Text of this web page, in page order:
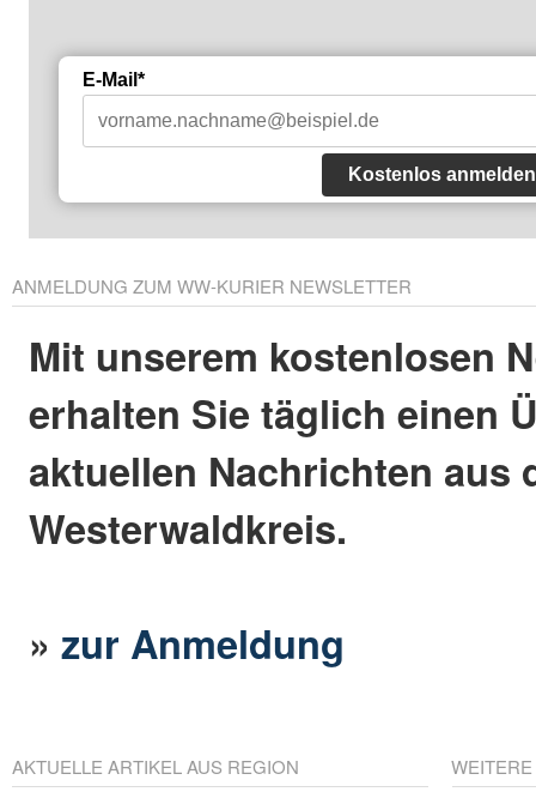
E-Mail*
Kostenlos anmelden
ANMELDUNG ZUM WW-KURIER NEWSLETTER
Mit unserem kostenlosen
erhalten Sie täglich einen
aktuellen Nachrichten aus
Westerwaldkreis.
»zur Anmeldung
AKTUELLE ARTIKEL AUS REGION